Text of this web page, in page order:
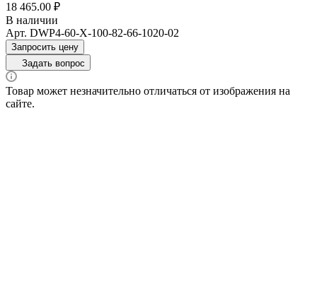
18 465.00 ₽
В наличии
Арт. DWP4-60-X-100-82-66-1020-02
Запросить цену
Задать вопрос
Товар может незначительно отличаться от изображения на
сайте.